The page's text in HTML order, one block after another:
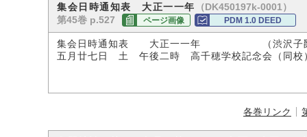
集会日時通知表 大正一一年
（DK450197k-0001）
第45巻 p.527
ページ画像 PDM 1.0 DEED
集会日時通知表 大正一一年 （渋沢子爵
五月廿七日 土 午後二時 高千穂学校記念会（同校
各巻リンク